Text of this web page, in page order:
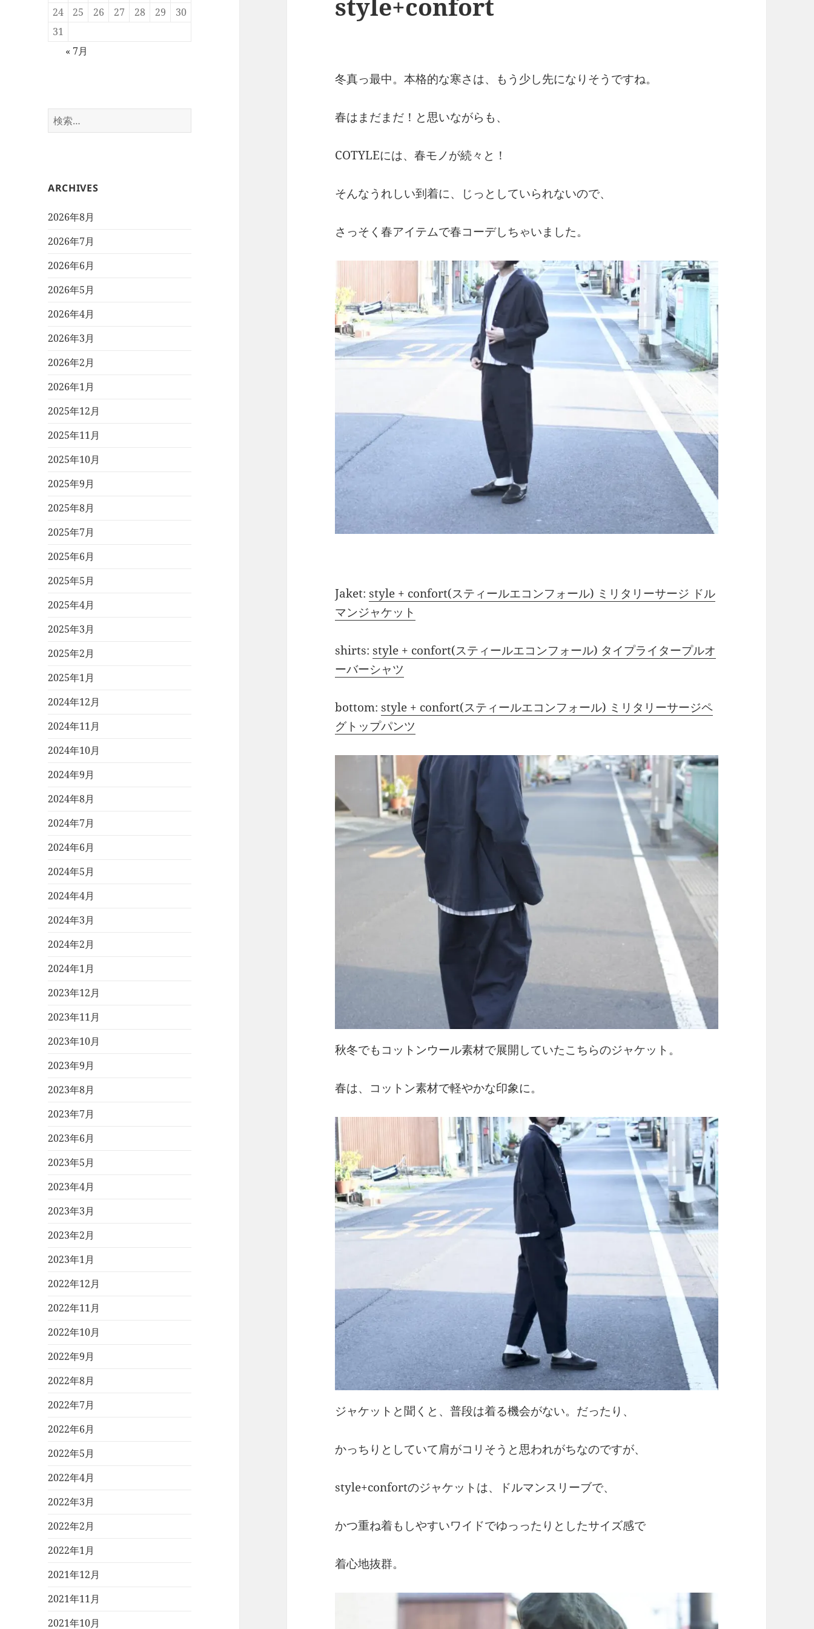
24 25 26 27 28 29
30
31
« 7月
検
索:
ARCHIVES
2026年8月
2026年7月
2026年6月
2026年5月
2026年4月
2026年3月
2026年2月
2026年1月
2025年12月
2025年11月
2025年10月
2025年9月
2025年8月
2025年7月
2025年6月
2025年5月
2025年4月
2025年3月
2025年2月
2025年1月
2024年12月
2024年11月
2024年10月
2024年9月
2024年8月
2024年7月
2024年6月
2024年5月
2024年4月
2024年3月
2024年2月
2024年1月
2023年12月
2023年11月
2023年10月
2023年9月
2023年8月
2023年7月
2023年6月
2023年5月
2023年4月
2023年3月
2023年2月
2023年1月
2022年12月
2022年11月
2022年10月
2022年9月
2022年8月
2022年7月
2022年6月
2022年5月
2022年4月
2022年3月
2022年2月
2022年1月
2021年12月
2021年11月
2021年10月
style+confort
冬真っ最中。本格的な寒さは、もう少し先になりそうですね。
春はまだまだ！と思いながらも、
COTYLEには、春モノが続々と！
そんなうれしい到着に、じっとしていられないので、
さっそく春アイテムで春コーデしちゃいました。
Jaket: style + confort(スティールエコンフォール) ミリタリーサージ ドル
マンジャケット
shirts: style + confort(スティールエコンフォール) タイプライタープルオ
ーバーシャツ
bottom: style + confort(スティールエコンフォール) ミリタリーサージペ
グトップパンツ
秋冬でもコットンウール素材で展開していたこちらのジャケット。
春は、コットン素材で軽やかな印象に。
ジャケットと聞くと、普段は着る機会がない。だったり、
かっちりとしていて肩がコリそうと思われがちなのですが、
style+confortのジャケットは、ドルマンスリーブで、
かつ重ね着もしやすいワイドでゆっったりとしたサイズ感で
着心地抜群。